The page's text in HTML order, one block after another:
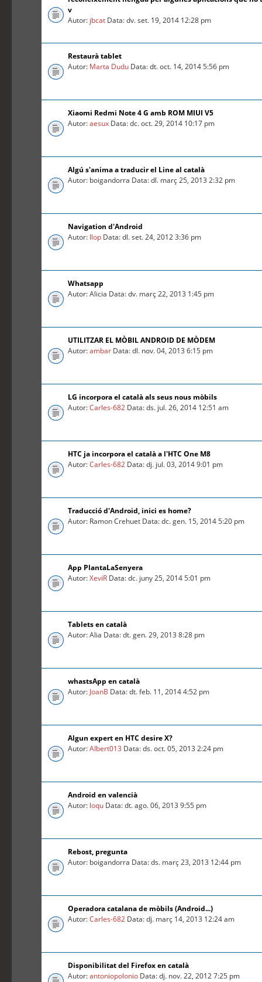
v
Autor: jbcat Data: dv. set. 19, 2014 12:28 pm
Restaurà tablet
Autor: Marta Dudu Data: dt. oct. 14, 2014 5:56 pm
Xiaomi Redmi Note 4 G amb ROM MIUI V5
Autor:aesux Data: dc. oct. 29, 2014 10:17 pm
Algú s'anima a traducir el Line al català
Autor: boigandorra Data: dl. març 25, 2013 2:32 pm
Navigation d'Android
Autor: llop Data: dl. set. 24, 2012 3:36 pm
Whatsapp
Autor: Alicia Data: dv. març 22, 2013 1:45 pm
UTILITZAR EL MÒBIL ANDROID DE MÒDEM
Autor:ambar Data: dl. nov. 04, 2013 6:15 pm
LG incorpora el català als seus nous mòbils
Autor:Carles-682 Data: ds. jul. 26, 2014 12:51 am
HTC ja incorpora el català a l'HTC One M8
Autor:Carles-682 Data: dj. jul. 03, 2014 9:01 pm
Traducció d'Android, inici es home?
Autor: Ramon Crehuet Data: dc. gen. 15, 2014 5:20 pm
App PlantaLaSenyera
Autor:XeviR Data: dc. juny 25, 2014 5:01 pm
Tablets en català
Autor: Alia Data: dt. gen. 29, 2013 8:28 pm
whastsApp en català
Autor: JoanB Data: dt. feb. 11, 2014 4:52 pm
Algun expert en HTC desire X?
Autor:Albert013 Data: ds. oct. 05, 2013 2:24 pm
Android en valencià
Autor: loqu Data: dt. ago. 06, 2013 9:55 pm
Rebost, pregunta
Autor: boigandorra Data: ds. març 23, 2013 12:44 pm
Operadora catalana de mòbils (Android...)
Autor:Carles-682 Data: dj. març 14, 2013 12:24 am
Disponibilitat del Firefox en català
Autor:antoniopolonio Data: dj. nov. 22, 2012 7:25 pm